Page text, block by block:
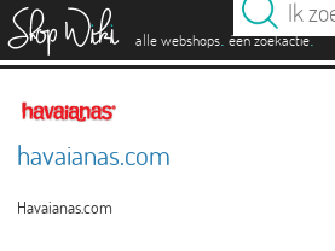
alle webshops. één zoekactie.
havaianas.com
Havaianas.com